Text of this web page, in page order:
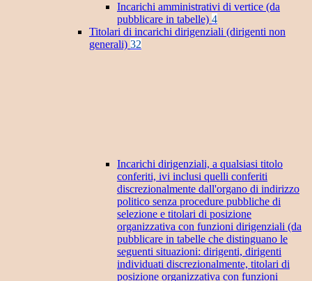
Incarichi amministrativi di vertice (da
pubblicare in tabelle) 4
Titolari di incarichi dirigenziali (dirigenti non
generali) 32
Incarichi dirigenziali, a qualsiasi titolo
conferiti, ivi inclusi quelli conferiti
discrezionalmente dall'organo di indirizzo
politico senza procedure pubbliche di
selezione e titolari di posizione
organizzativa con funzioni dirigenziali (da
pubblicare in tabelle che distinguano le
seguenti situazioni: dirigenti, dirigenti
individuati discrezionalmente, titolari di
posizione organizzativa con funzioni